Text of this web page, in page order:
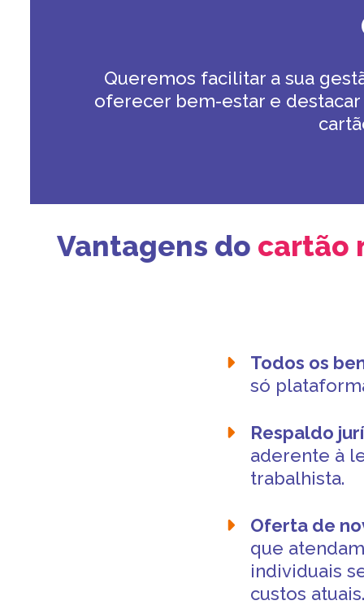
Queremos facilitar a sua
oferecer bem-estar e
Vantagens do cartão
Todos os
só
Respaldo
aderente à
trabalhista.
Oferta de
que
individuais
custos atuais.